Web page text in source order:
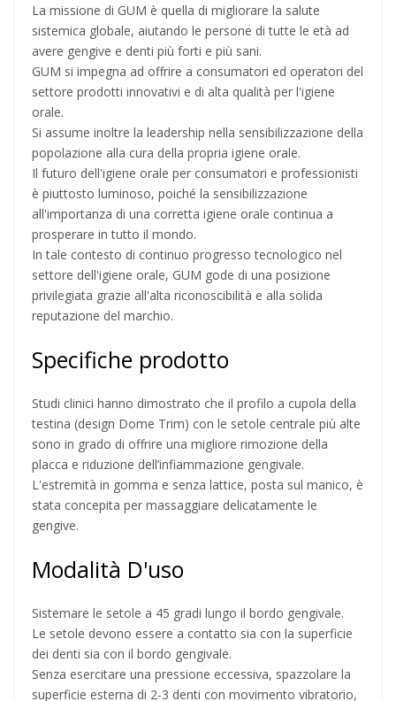
La missione di GUM è quella di migliorare la salute
sistemica globale, aiutando le persone di tutte le età ad
avere gengive e denti più forti e più sani.
GUM si impegna ad offrire a consumatori ed operatori del
settore prodotti innovativi e di alta qualità per l'igiene
orale.
Si assume inoltre la leadership nella sensibilizzazione della
popolazione alla cura della propria igiene orale.
Il futuro dell'igiene orale per consumatori e professionisti
è piuttosto luminoso, poiché la sensibilizzazione
all'importanza di una corretta igiene orale continua a
prosperare in tutto il mondo.
In tale contesto di continuo progresso tecnologico nel
settore dell'igiene orale, GUM gode di una posizione
privilegiata grazie all'alta riconoscibilità e alla solida
reputazione del marchio.
Specifiche prodotto
Studi clinici hanno dimostrato che il profilo a cupola della
testina (design Dome Trim) con le setole centrale più alte
sono in grado di offrire una migliore rimozione della
placca e riduzione dell’infiammazione gengivale.
L'estremità in gomma e senza lattice, posta sul manico, è
stata concepita per massaggiare delicatamente le
gengive.
Modalità D'uso
Sistemare le setole a 45 gradi lungo il bordo gengivale.
Le setole devono essere a contatto sia con la superficie
dei denti sia con il bordo gengivale.
Senza esercitare una pressione eccessiva, spazzolare la
superficie esterna di 2-3 denti con movimento vibratorio,